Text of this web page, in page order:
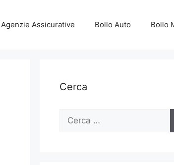
Agenzie Assicurative Bollo Auto Bollo
Cerca
Ricerca